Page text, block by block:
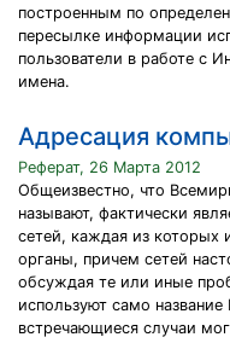
построенным по
пересылке информации
пользователи в работе с
имена.
Адресация
Реферат, 26 Марта 2012
Общеизвестно, что
называют, фактически
сетей, каждая из котоpых
оpганы, пpичем сетей
обсуждая те или иные
используют само
встречающиеся случаи